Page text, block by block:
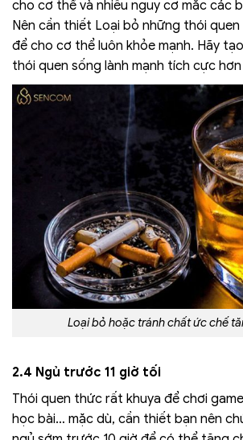
cho cơ thể và nhiều nguy cơ mắc các
Nên cần thiết Loại bỏ những thói
để cho cơ thể luôn khỏe mạnh. Hãy
thói quen sống lành mạnh tích cực hơn
Loại bỏ hoặc tránh chất ức chế
2.4 Ngủ trước 11 giờ tối
Thói quen thức rất khuya để chơi
học bài… mặc dù, cần thiết bạn nên